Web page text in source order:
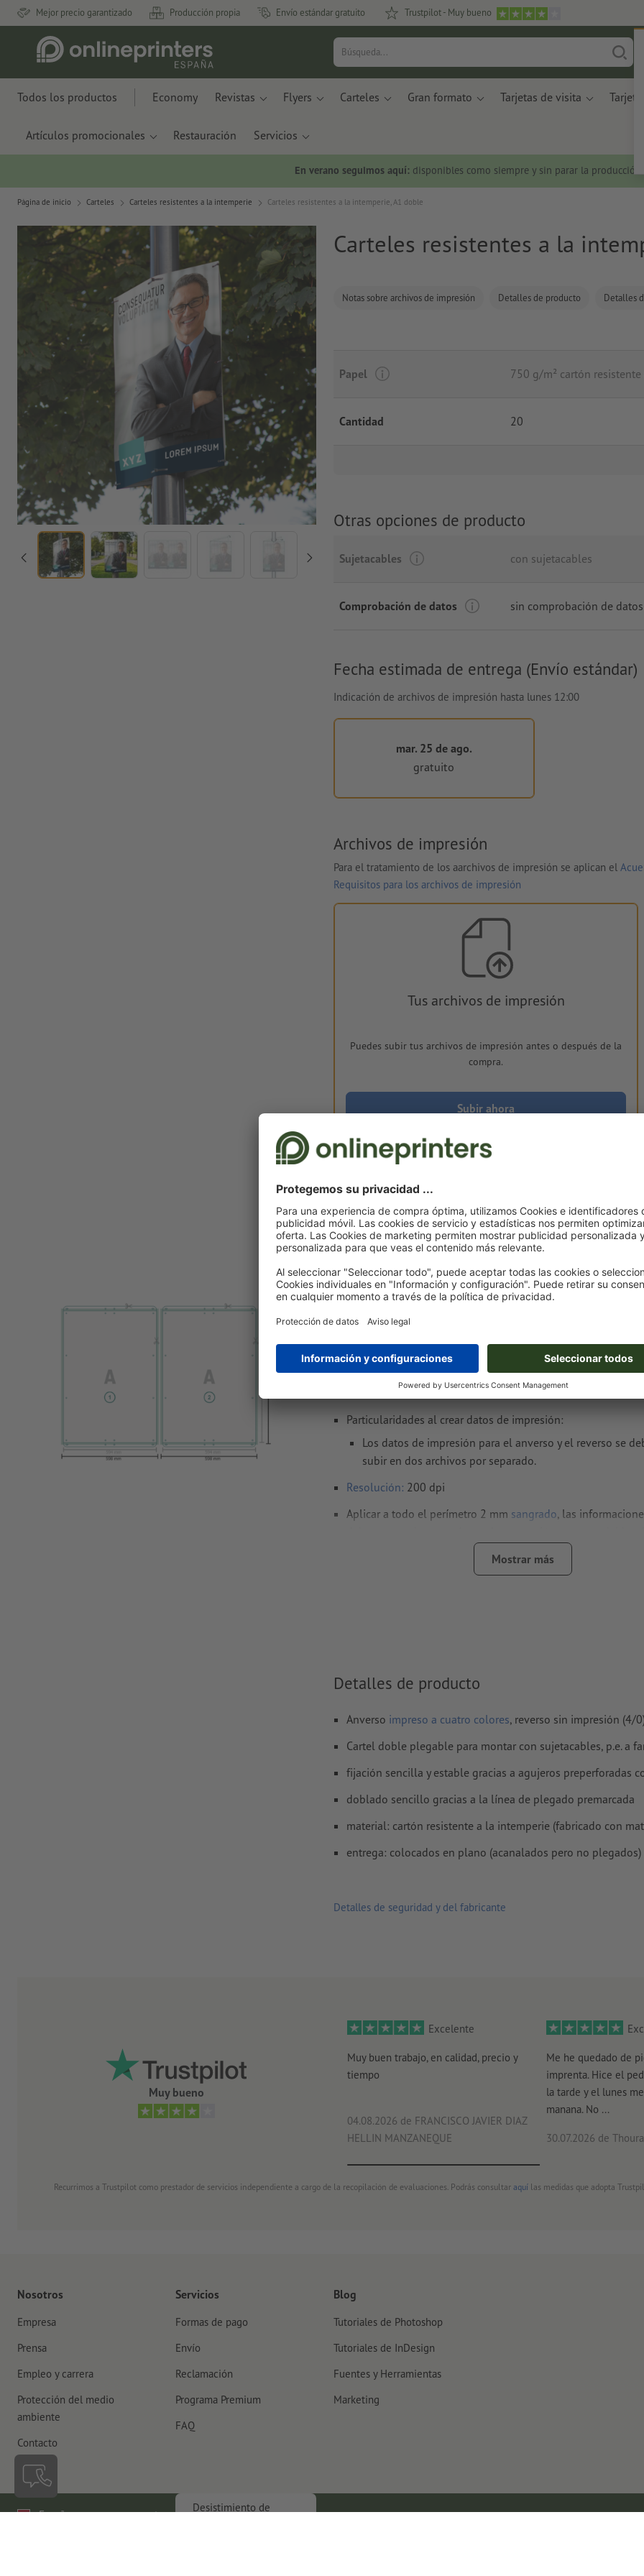
Mejor precio garantizado Producción propia Envío estándar gratuito Trustpilot - Muy bueno
Todos los productos Economy Revistas Flyers Carteles Gran formato Tarjetas de visita Tarjetas
Artículos promocionales Restauración Servicios
En verano seguimos aquí: disponibles como siempre y sin parar la producción.
Página de inicio Carteles Carteles resistentes a la intemperie Carteles resistentes a la intemperie, A1 doble
Carteles resistentes a la
Notas sobre archivos de impresión Detalles de producto Detalles
Papel 750 g/m² cartón
Cantidad 20
Otras opciones de producto
Sujetacables con sujetacables
Comprobación de datos sin comprobación de datos
Fecha estimada de entrega (Envío estándar)
Indicación de archivos de impresión hasta lunes 12:00
mar. 25 de ago.
gratuito
Archivos de impresión
Para el tratamiento de los aarchivos de impresión se aplican el
Requisitos para los archivos de impresión
Tus archivos de impresión
Puedes subir tus archivos de impresión antes o después de la
compra.
Subir ahora
sin IVA
Entrega aprox.:
mar. 25 de ago.
Peso: aprox.15,51 kg
Notas sobre archivos de impresión Carteles
resistentes a la intemperie, A1 doble
Formato de datos(incl. 2 mm sangrado): 59,8 x 84,5 cm
final: 59,4 x 84,1 cm
Particularidades al crear datos de impresión:
Los datos de impresión para el anverso y el reverso se
subir en dos archivos por separado.
Resolución: 200 dpi
Aplicar a todo el perímetro 2 mm sangrado, las
han de estar completamente incrustadas o
No corregimos losajustes de sobreimpresión
Loscomentariosserán eliminados y no se imprimen
El contenido en loscampos de formulariose imprime
Mostrar más
Detalles de producto
Anverso impreso a cuatro colores, reverso sin impresión (4/
Cartel doble plegable para montar con sujetacables, p.e. a
fijación sencilla y estable gracias a agujeros preperforadas
doblado sencillo gracias a la línea de plegado premarcada
material: cartón resistente a la intemperie (fabricado con
entrega: colocados en plano (acanalados pero no plegados)
Detalles de seguridad y del fabricante
Muy bueno
Excelente
Muy buen trabajo, en calidad, precio y
tiempo
04.08.2026 de FRANCISCO JAVIER DIAZ
HELLIN MANZANEQUE
Me he quedado de
imprenta. Hice el
la tarde y el lunes
manana. No ...
30.07.2026 de
Recurrimos a Trustpilot como prestador de servicios independiente a cargo de la recopilación de evaluaciones. Podrás consultar aquí las medidas que adopta
Nosotros
Empresa
Prensa
Empleo y carrera
Protección del medio
ambiente
Contacto
Servicios
Formas de pago
Envío
Reclamación
Programa Premium
FAQ
Blog
Tutoriales de Photoshop
Tutoriales de InDesign
Fuentes y Herramientas
Marketing
España
Desistimiento de